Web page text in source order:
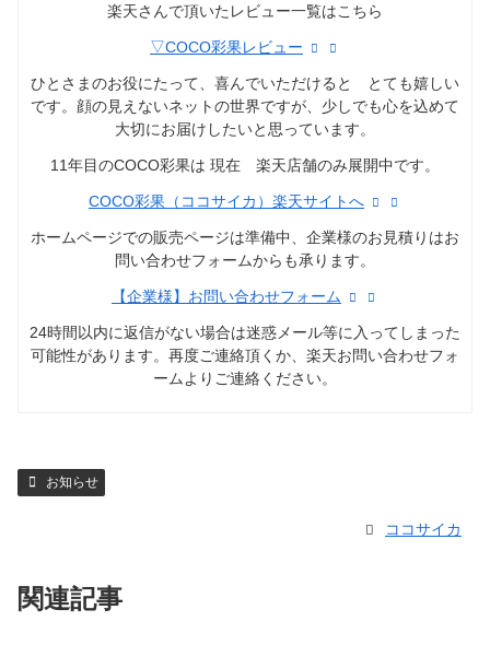
楽天さんで頂いたレビュー一覧はこちら
▽COCO彩果レビュー
ひとさまのお役にたって、喜んでいただけると とても嬉しい
です。顔の見えないネットの世界ですが、少しでも心を込めて
大切にお届けしたいと思っています。
11年目のCOCO彩果は 現在 楽天店舗のみ展開中です。
COCO彩果（ココサイカ）楽天サイトへ
ホームページでの販売ページは準備中、企業様のお見積りはお
問い合わせフォームからも承ります。
【企業様】お問い合わせフォーム
24時間以内に返信がない場合は迷惑メール等に入ってしまった
可能性があります。再度ご連絡頂くか、楽天お問い合わせフォ
ームよりご連絡ください。
お知らせ
ココサイカ
関連記事